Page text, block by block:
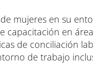
mujeres en su
capacitación en
de conciliación
de trabajo